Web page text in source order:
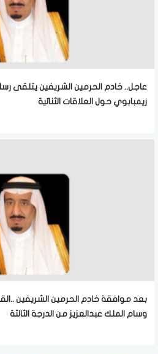
عاجل.. خادم الحرمين الشريفين يتلقى
زيمبابوي حول العلاقات الثنائية
بعد موافقة خادم الحرمين الشريفين
وسام الملك عبدالعزيز من الدرجة الثالثة